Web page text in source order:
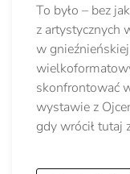
To było – bez
z artystycznych
w
skonfrontować
wystawie z
gdy wrócił tutaj